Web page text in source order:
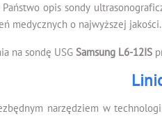
opis sondy
medycznych o najwyższej jakości.
na sondę USG Samsung L6-12IS
narzędziem w